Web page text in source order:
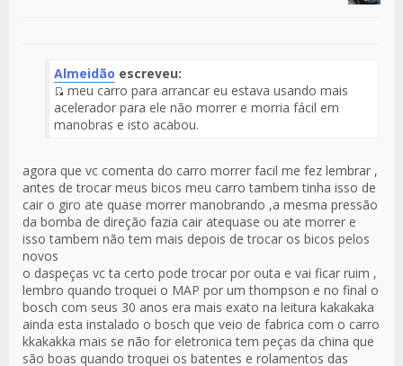
Almeidão escreveu:
Fuente
del
meu carro para arrancar eu estava usando mais
acelerador para ele não morrer e morria fácil em
manobras e isto acabou.
agora que vc comenta do carro morrer facil me fez lembrar ,
antes de trocar meus bicos meu carro tambem tinha isso de
cair o giro ate quase morrer manobrando ,a mesma pressão
da bomba de direção fazia cair atequase ou ate morrer e
isso tambem não tem mais depois de trocar os bicos pelos
novos
o daspeças vc ta certo pode trocar por outa e vai ficar ruim ,
lembro quando troquei o MAP por um thompson e no final o
bosch com seus 30 anos era mais exato na leitura kakakaka
ainda esta instalado o bosch que veio de fabrica com o carro
kkakakka mais se não for eletronica tem peças da china que
são boas quando troquei os batentes e rolamentos das